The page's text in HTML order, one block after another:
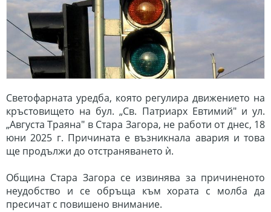
Светофарната уредба, която регулира движението на
кръстовището на бул. „Св. Патриарх Евтимий" и ул.
„Августа Траяна" в Стара Загора, не работи от днес, 18
юни 2025 г. Причината е възникнала авария и това
ще продължи до отстраняването ѝ.
Община Стара Загора се извинява за причиненото
неудобство и се обръща към хората с молба да
пресичат с повишено внимание.